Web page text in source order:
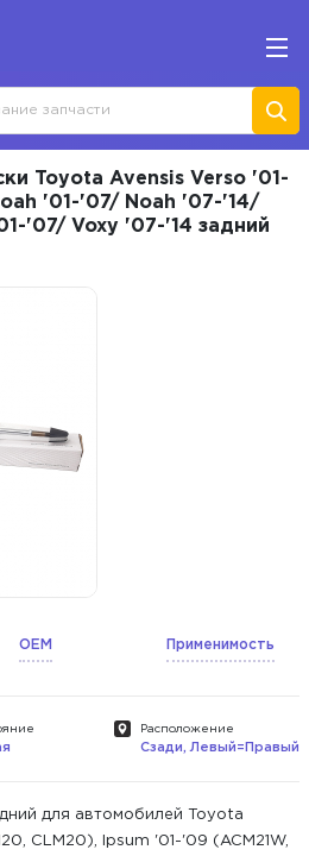
Toyota Avensis Verso '01-
'01-'07/ Noah '07-'14/
'07/ Voxy '07-'14 задний
OEM Применимость
Расположение
Сзади, Левый=Правый
для автомобилей Toyota
CLM20), Ipsum '01-'09 (ACM21W,